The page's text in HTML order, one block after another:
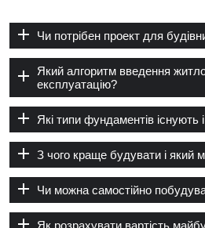
Чи потрібен проект для
Який алгоритм введення
експлуатацію?
Які типи фундаментів існують
З чого краще будувати і який
Чи можна самостійно